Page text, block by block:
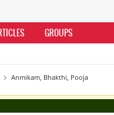
GROUPS
Anmikam, Bhakthi, Pooja